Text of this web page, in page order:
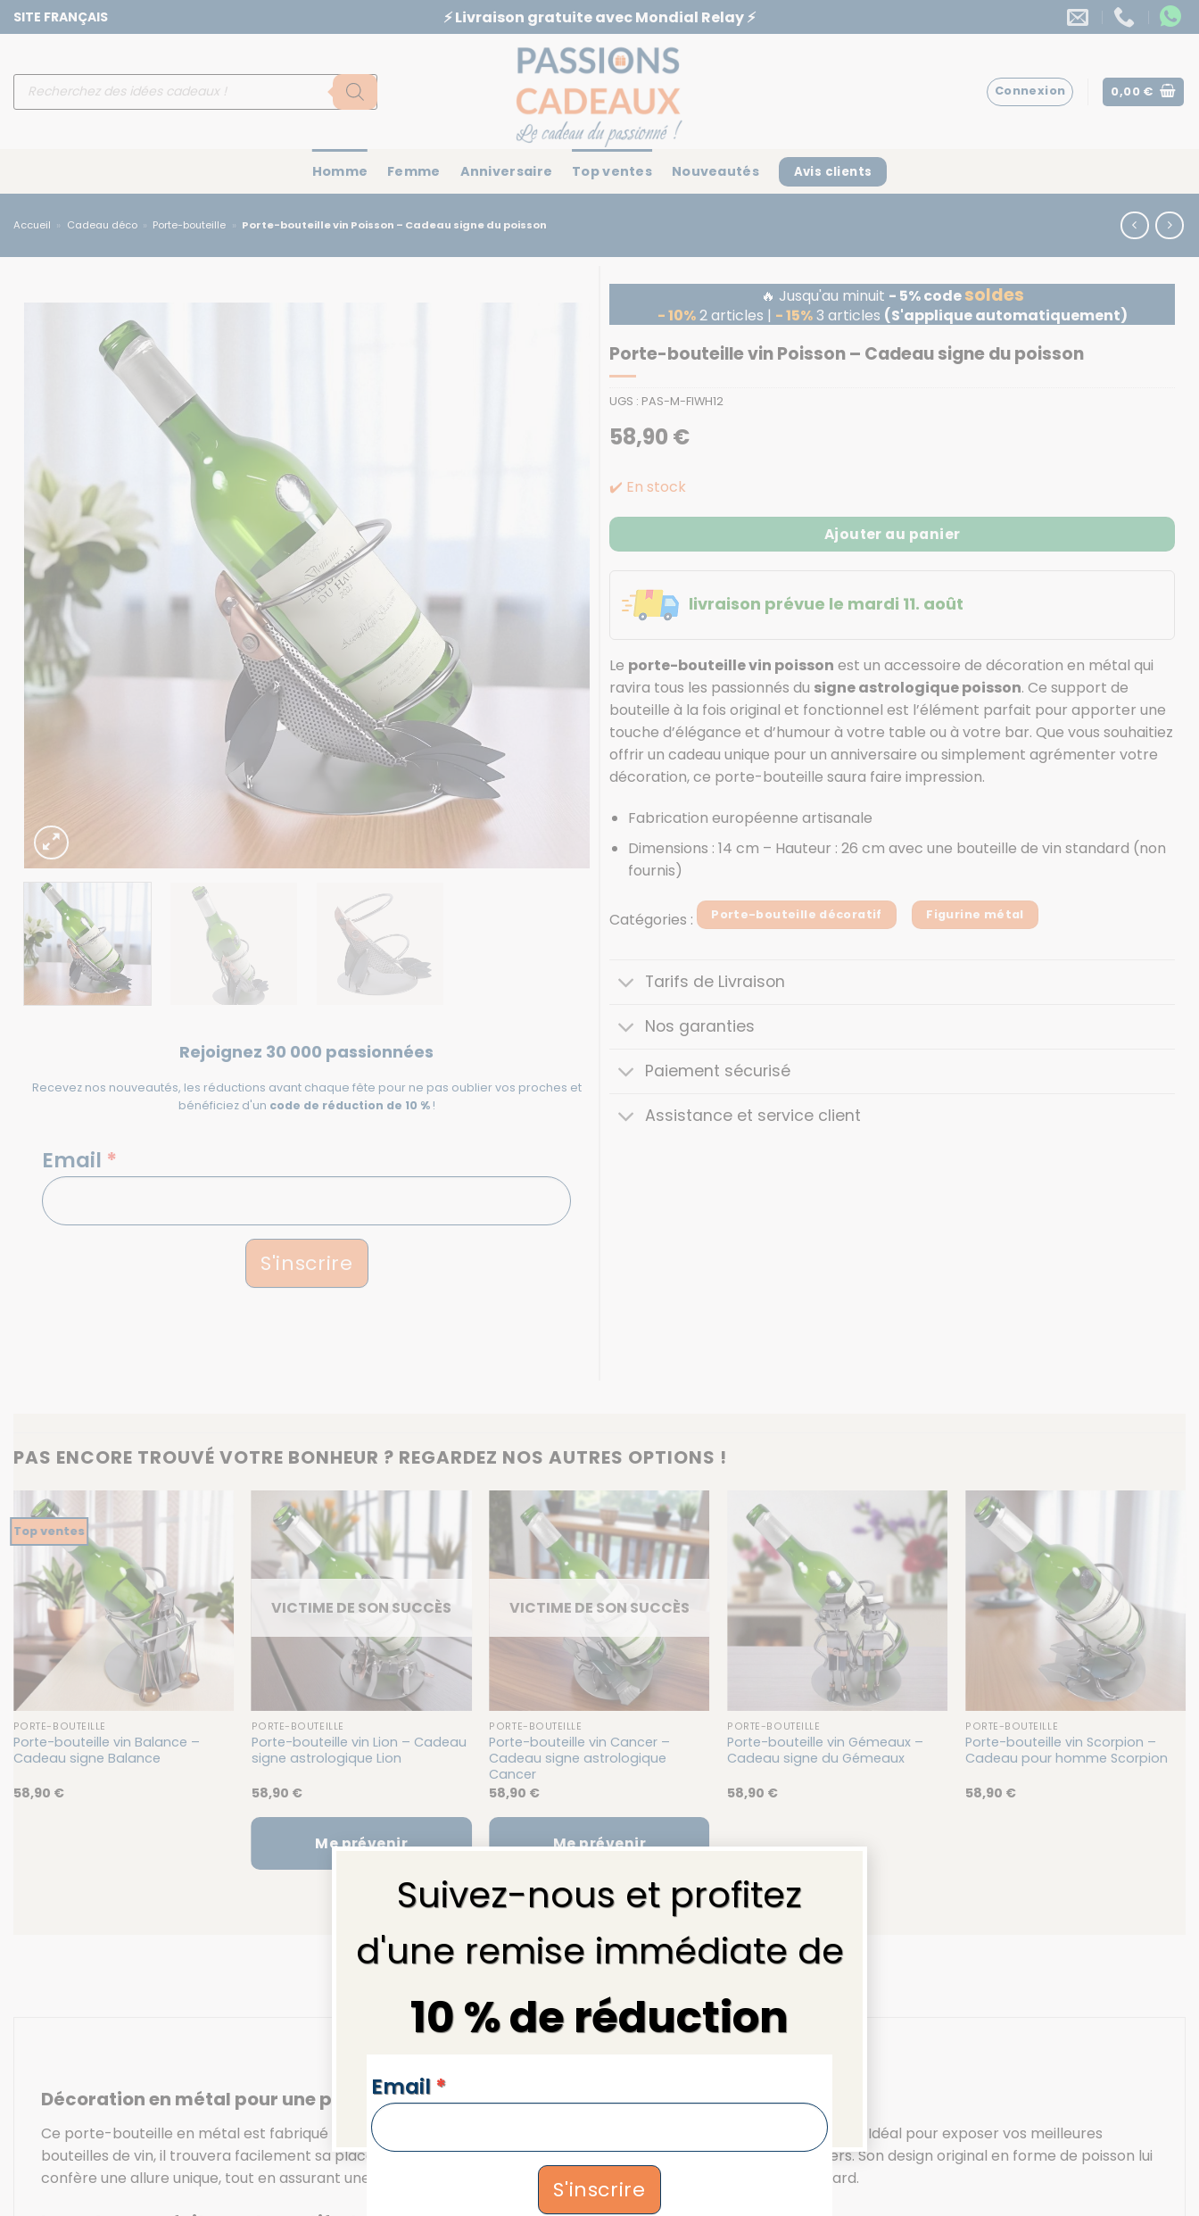
Suivez-nous et profitez
d'une remise immédiate de
10 % de réduction
NEWSLETTERS
Email *
S'inscrire
Passer
au
SITE FRANÇAIS ⚡️ Livraison gratuite avec Mondial Relay ⚡️
Recherche
Connexion 0,00 €
Homme Femme Anniversaire Top ventes Nouveautés Avis clients
Accueil » Cadeau déco » Porte-bouteille » Porte-bouteille vin Poisson – Cadeau signe du poisson
Rejoignez 30 000 passionnées
Recevez nos nouveautés, les réductions avant chaque fête pour ne pas oublier vos proches et
bénéficiez d'un code de réduction de 10 %!
NEWSLETTERS
Email *
S'inscrire
🔥 Jusqu'au minuit - 5% codesoldes
- 10%2 articles | - 15%3 articles (S'applique automatiquement)
Porte-bouteille vin Poisson – Cadeau signe du poisson
UGS : PAS-M-FIWH12
58,90 €
✔️ En stock
Ajouter au panier
livraison prévue le mardi 11. août
Le porte-bouteille vin poisson est un accessoire de décoration en métal qui
ravira tous les passionnés du signe astrologique poisson. Ce support de
bouteille à la fois original et fonctionnel est l’élément parfait pour apporter une
touche d’élégance et d’humour à votre table ou à votre bar. Que vous souhaitiez
offrir un cadeau unique pour un anniversaire ou simplement agrémenter votre
décoration, ce porte-bouteille saura faire impression.
Fabrication européenne artisanale
Dimensions : 14 cm – Hauteur : 26 cm avec une bouteille de vin standard (non
fournis)
Catégories : Porte-bouteille décoratif Figurine métal
Tarifs de Livraison
Nos garanties
Paiement sécurisé
Assistance et service client
PAS ENCORE TROUVÉ VOTRE BONHEUR ? REGARDEZ NOS AUTRES OPTIONS !
Top ventes
PORTE-BOUTEILLE
Porte-bouteille vin Balance –
Cadeau signe Balance
58,90 €
VICTIME DE SON SUCCÈS
PORTE-BOUTEILLE
Porte-bouteille vin Lion – Cadeau
signe astrologique Lion
58,90 €
Me prévenir
VICTIME DE SON SUCCÈS
PORTE-BOUTEILLE
Porte-bouteille vin Cancer –
Cadeau signe astrologique
Cancer
58,90 €
Me prévenir
PORTE-BOUTEILLE
Porte-bouteille vin Gémeaux –
Cadeau signe du Gémeaux
58,90 €
PORTE-BOUTEILLE
Porte-bouteille vin Scorpion –
Cadeau pour homme Scorpion
58,90 €
Description Informations complémentaires
Décoration en métal pour une présentation soignée
Ce porte-bouteille en métal est fabriqué artisanalement, garantissant une qualité et une robustesse exceptionnelles. Idéal pour exposer vos meilleures
bouteilles de vin, il trouvera facilement sa place sur une étagère, un buffet ou même sur une table lors de vos dîners. Son design original en forme de poisson lui
confère une allure unique, tout en assurant une fonctionnalité optimale pour supporter une bouteille de vin standard.